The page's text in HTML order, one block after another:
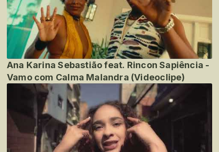
Ana Karina Sebastião feat. Rincon Sapiência -
Vamo com Calma Malandra (Videoclipe)